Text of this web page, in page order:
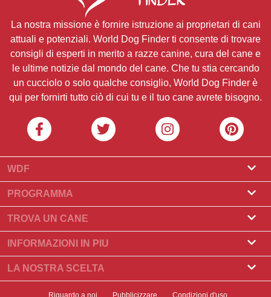
La nostra missione è fornire istruzione ai proprietari di cani
attuali e potenziali. World Dog Finder ti consente di trovare
consigli di esperti in merito a razze canine, cura del cane e
le ultime notizie dal mondo del cane. Che tu stia cercando
un cucciolo o solo qualche consiglio, World Dog Finder è
qui per fornirti tutto ciò di cui tu e il tuo cane avrete bisogno.
WDF
Riguardo a noi
Cos'è World Dog Finder
Quali associazioni accettiamo?
I nostri partner
Newsletter
PROGRAMMA
Programma Allevatore
Programma per toelettatori
TROVA UN CANE
Trova un allevatore
Compra un cane
Trova una cucciolata
INFORMAZIONI IN PIU
Razze di cani
Storie principali
LA NOSTRA SCELTA